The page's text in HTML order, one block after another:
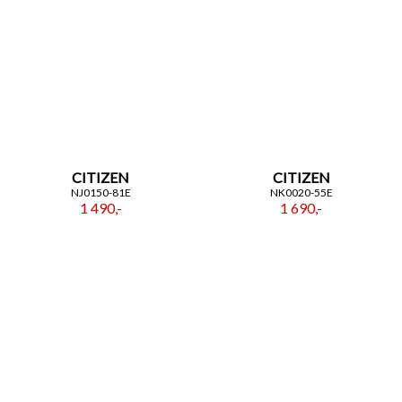
CITIZEN
NJ0150-81E
1 490,-
CITIZEN
NK0020-55E
1 690,-